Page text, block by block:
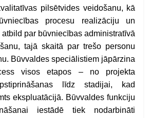
pilsētvides veidošanu, kā
procesu realizāciju un
par būvniecības administratīvā
tajā skaitā par trešo personu
Būvvaldes speciālistiem jāpārzina
visos etapos – no projekta
līdz stadijai, kad
ekspluatācijā. Būvvaldes funkciju
iestādē tiek nodarbināti